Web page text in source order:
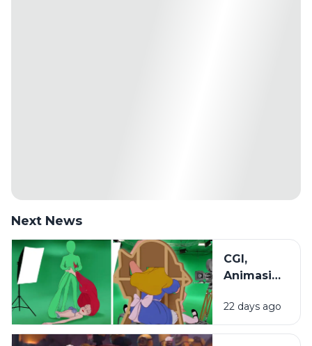
Next News
CGI,
Animasi
Stop
Motion:
22 days ago